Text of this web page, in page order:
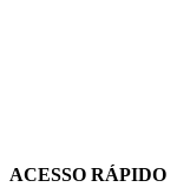
ACESSO RÁPIDO